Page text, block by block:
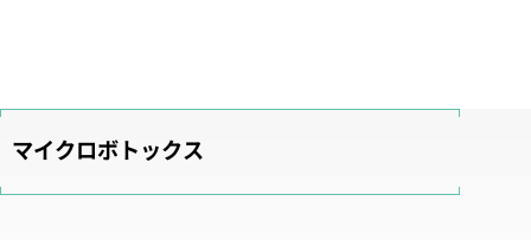
マイクロボトックス